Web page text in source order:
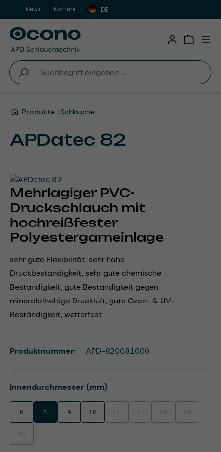
Zum Hauptinhalt springen
News Karriere DE
Produkte Schläuche
APDatec 82
Mehrlagiger PVC-
Druckschlauch mit
hochreißfester
Polyestergarneinlage
sehr gute Flexibilität, sehr hohe
Druckbeständigkeit, sehr gute chemische
Beständigkeit, gute Beständigkeit gegen
mineralölhaltige Druckluft, gute Ozon- & UV-
Beständigkeit, wetterfest
Innendurchmesser (mm)auswählen
6 8 9 10 12(Diese Option ist zurzeit nicht verfügbar.)
13(Diese Option ist zurzeit nicht
16(Diese Option ist
19(Diese
25(Diese Option ist zurzeit nicht verfügbar.)
Produktnummer: APD-820081000